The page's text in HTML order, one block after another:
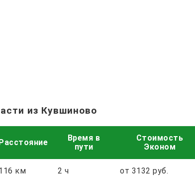
из Кувшиново
Расстояние
Время в
пути
Стоимость
Эконом
км 2 ч от 3132 руб.